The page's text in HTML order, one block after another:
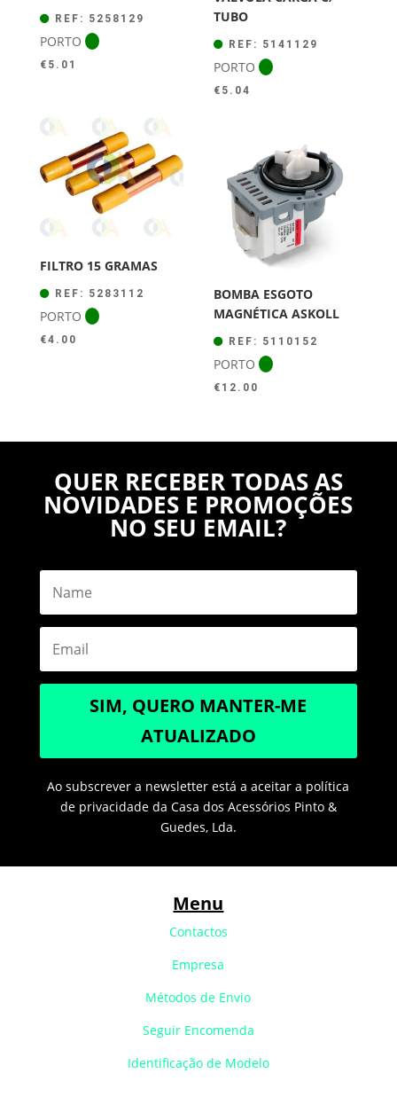
REF: 5258129
PORTO
€ 5.01
TUBO
REF: 5141129
PORTO
€ 5.04
FILTRO 15 GRAMAS
REF: 5283112
PORTO
€4.00
BOMBA ESGOTO
MAGNÉTICA ASKOLL
REF: 5110152
PORTO
€ 12.00
QUER RECEBER TODAS AS
NOVIDADES E PROMOÇÕES
NO SEU EMAIL?
SIM, QUERO MANTER-ME
ATUALIZADO
Ao subscrever a newsletter está a aceitar a política
de privacidade da Casa dos Acessórios Pinto &
Guedes, Lda.
Menu
Contactos
Empresa
Métodos de Envio
Seguir Encomenda
Identificação de Modelo